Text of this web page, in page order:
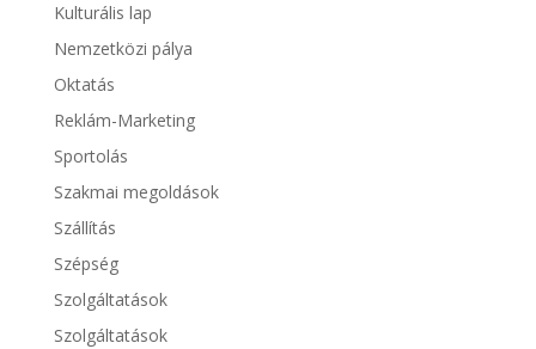
Kulturális lap
Nemzetközi pálya
Oktatás
Reklám-Marketing
Sportolás
Szakmai megoldások
Szállítás
Szépség
Szolgáltatások
Szolgáltatások